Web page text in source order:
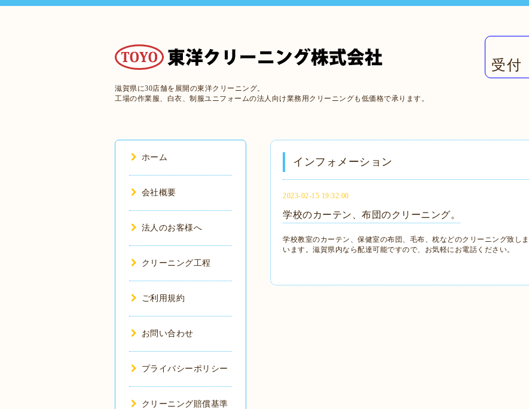
滋賀県に30店舗を展開の東洋クリーニング。
工場の作業服、白衣、制服ユニフォームの法人向け業務用クリーニングも低価格で承ります。
受付
インフォメーション
2023-02-15 19:32:00
学校のカーテン、布団のクリーニング。
学校教室のカーテン、保健室の布団、毛布、枕などのクリーニング致し
います。滋賀県内なら配達可能ですので、お気軽にお電話ください。
ホーム
会社概要
法人のお客様へ
クリーニング工程
ご利用規約
お問い合わせ
プライバシーポリシー
クリーニング賠償基準